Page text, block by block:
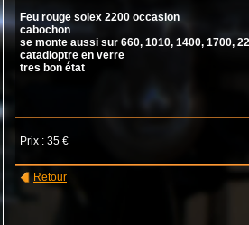
Feu rouge solex 2200 occasion
cabochon
se monte aussi sur 660, 1010, 1400, 1700,
catadioptre en verre
tres bon état
Prix : 35 €
Retour